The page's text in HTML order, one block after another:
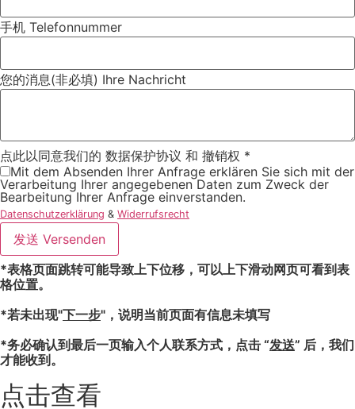
手机 Telefonnummer
您的消息(非必填) Ihre Nachricht
点此以同意我们的 数据保护协议 和 撤销权 *
Mit dem Absenden Ihrer Anfrage erklären Sie sich mit der
Verarbeitung Ihrer angegebenen Daten zum Zweck der
Bearbeitung Ihrer Anfrage einverstanden.
Datenschutzerklärung & Widerrufsrecht
发送 Versenden
*表格页面跳转可能导致上下位移，可以上下滑动网页可看到表
格位置。
*若未出现"下一步"，说明当前页面有信息未填写
*务必确认到最后一页输入个人联系方式，点击 “发送” 后，我们
才能收到。
点击查看